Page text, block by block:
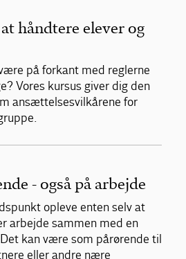
håndtere elever og
på forkant med reglerne
Vores kursus giver dig den
ansættelsesvilkårene for
- også på arbejde
opleve enten selv at
arbejde sammen med en
kan være som pårørende til
eller andre nære